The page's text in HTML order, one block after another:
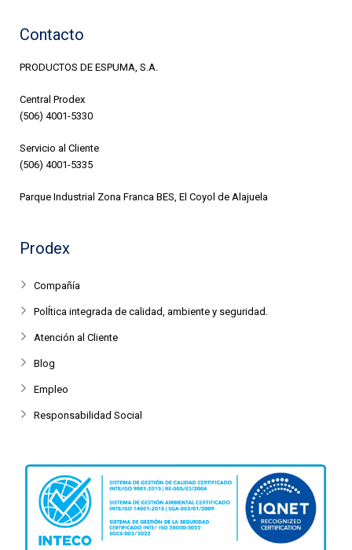
Contacto
PRODUCTOS DE ESPUMA, S.A.
Central Prodex
(506) 4001-5330
Servicio al Cliente
(506) 4001-5335
Parque Industrial Zona Franca BES, El Coyol de Alajuela
Prodex
Compañía
PolÍtica integrada de calidad, ambiente y seguridad.
Atención al Cliente
Blog
Empleo
Responsabilidad Social